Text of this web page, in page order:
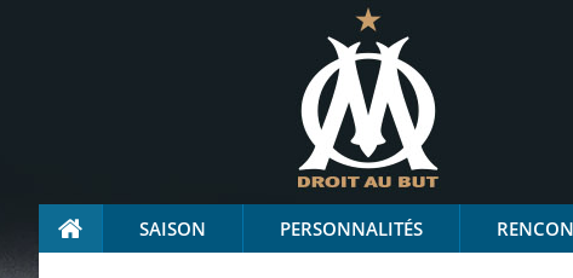
SAISON PERSONNALITÉS